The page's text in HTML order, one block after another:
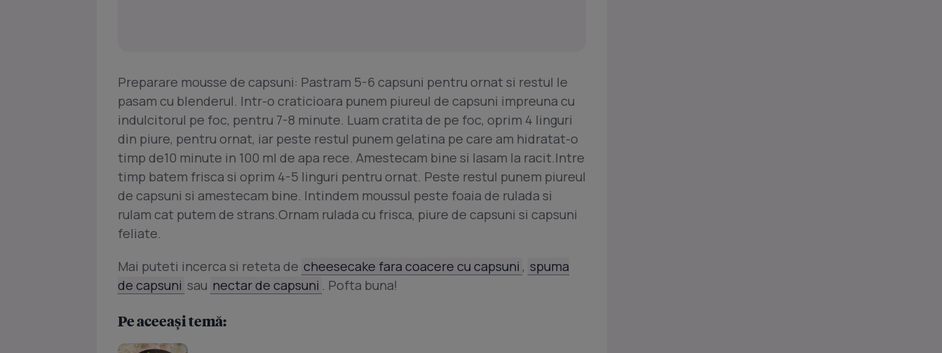
Preparare mousse de capsuni: Pastram 5-6 capsuni pentru ornat si restul le
pasam cu blenderul. Intr-o craticioara punem piureul de capsuni impreuna cu
indulcitorul pe foc, pentru 7-8 minute. Luam cratita de pe foc, oprim 4 linguri
din piure, pentru ornat, iar peste restul punem gelatina pe care am hidratat-o
timp de10 minute in 100 ml de apa rece. Amestecam bine si lasam la racit.Intre
timp batem frisca si oprim 4-5 linguri pentru ornat. Peste restul punem piureul
de capsuni si amestecam bine. Intindem moussul peste foaia de rulada si
rulam cat putem de strans.Ornam rulada cu frisca, piure de capsuni si capsuni
feliate.
Mai puteti incerca si reteta de cheesecake fara coacere cu capsuni , spuma
de capsuni sau nectar de capsuni . Pofta buna!
Pe aceeași temă: